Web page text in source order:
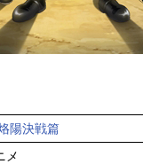
陽決戦篇
メ